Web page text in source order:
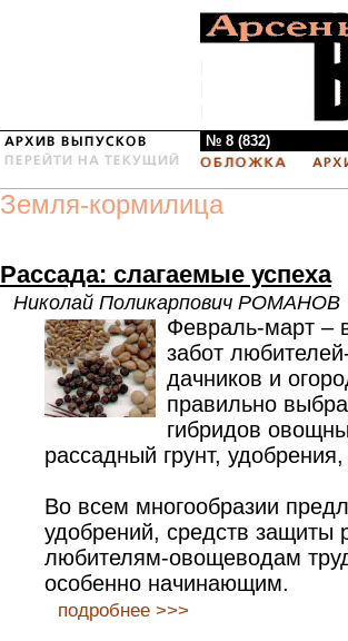
№ 8 (832)
Земля-кормилица
Рассада: слагаемые успеха
Николай Поликарпович РОМАНОВ
Февраль-март –
забот
дачников и
правильно
гибридов
рассадный грунт,
Во всем многообразии
удобрений, средств защиты
любителям-овощеводам
особенно начинающим.
подробнее >>>